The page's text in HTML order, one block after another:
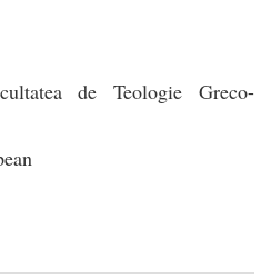
de Teologie Greco-